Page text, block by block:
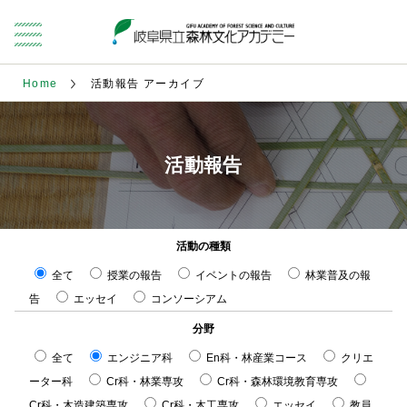
Home 活動報告 アーカイブ
活動報告
活動の種類
全て 授業の報告 イベントの報告
林業普及の報
告
エッセイ コンソーシアム
分野
全て エンジニア科 En科・林産業コース
クリエ
ーター科
Cr科・林業専攻
Cr科・森林環境教育専攻